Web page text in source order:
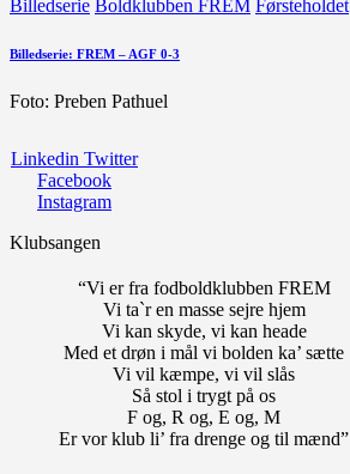
Billedserie Boldklubben FREM Førsteholdet
Billedserie: FREM – AGF 0-3
Foto: Preben Pathuel
Linkedin Twitter
Facebook
Instagram
Klubsangen
“Vi er fra fodboldklubben FREM
Vi ta`r en masse sejre hjem
Vi kan skyde, vi kan heade
Med et drøn i mål vi bolden ka’ sætte
Vi vil kæmpe, vi vil slås
Så stol i trygt på os
F og, R og, E og, M
Er vor klub li’ fra drenge og til mænd”